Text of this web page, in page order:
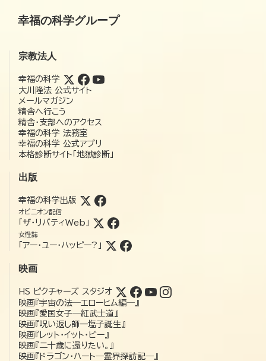
幸福の科学グループ
宗教法人
幸福の科学
大川隆法 公式サイト
メールマガジン
精舎へ行こう
精舎・支部へのアクセス
幸福の科学 法務室
幸福の科学 公式アプリ
本格診断サイト「地獄診断」
出版
幸福の科学出版
オピニオン配信
「ザ・リバティWeb」
女性誌
「アー・ユー・ハッピー?」
映画
HS ピクチャーズ スタジオ
映画『宇宙の法―エローヒム編―』
映画『愛国女子―紅武士道』
映画『呪い返し師—塩子誕生』
映画『レット・イット・ビー』
映画『二十歳に還りたい。』
映画『ドラゴン・ハート―霊界探訪記―』